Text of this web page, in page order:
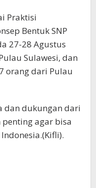
Praktisi
Bentuk SNP
27-28 Agustus
Sulawesi, dan
orang dari Pulau
dan dukungan dari
agar bisa